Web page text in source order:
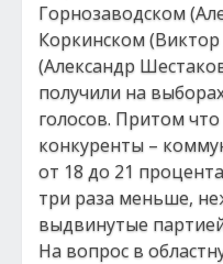
Горнозаводском
Коркинском
(Александр
получили на
голосов. Притом
конкуренты –
от 18 до 21
три раза меньше,
выдвинутые
На вопрос в